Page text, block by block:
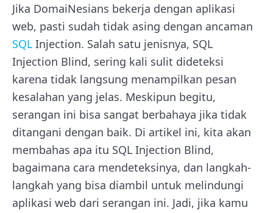
Jika DomaiNesians bekerja dengan aplikasi
web, pasti sudah tidak asing dengan ancaman
SQL Injection. Salah satu jenisnya, SQL
Injection Blind, sering kali sulit dideteksi
karena tidak langsung menampilkan pesan
kesalahan yang jelas. Meskipun begitu,
serangan ini bisa sangat berbahaya jika tidak
ditangani dengan baik. Di artikel ini, kita akan
membahas apa itu SQL Injection Blind,
bagaimana cara mendeteksinya, dan langkah-
langkah yang bisa diambil untuk melindungi
aplikasi web dari serangan ini. Jadi, jika kamu